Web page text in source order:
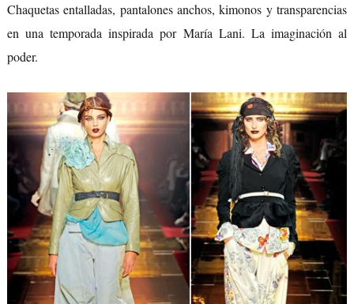
Chaquetas entalladas, pantalones anchos, kimonos y transparencias
en una temporada inspirada por María Lani. La imaginación al
poder.